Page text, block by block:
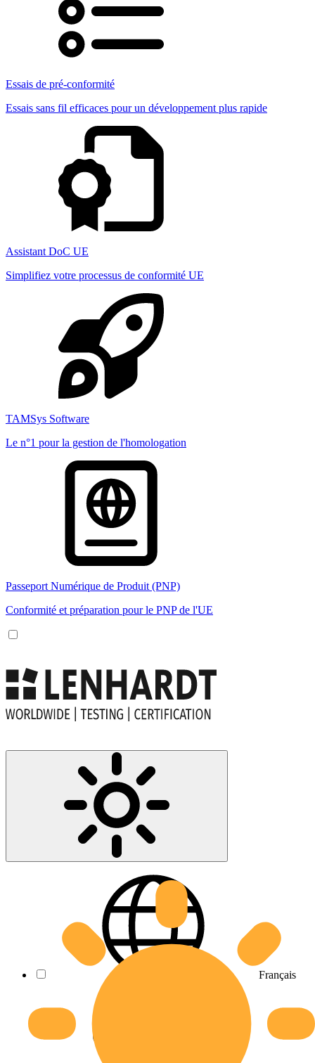
Essais de pré-conformité
Essais sans fil efficaces pour un développement plus rapide
Assistant DoC UE
Simplifiez votre processus de conformité UE
TAMSys Software
Le n°1 pour la gestion de l'homologation
Passeport Numérique de Produit (PNP)
Conformité et préparation pour le PNP de l'UE
Français